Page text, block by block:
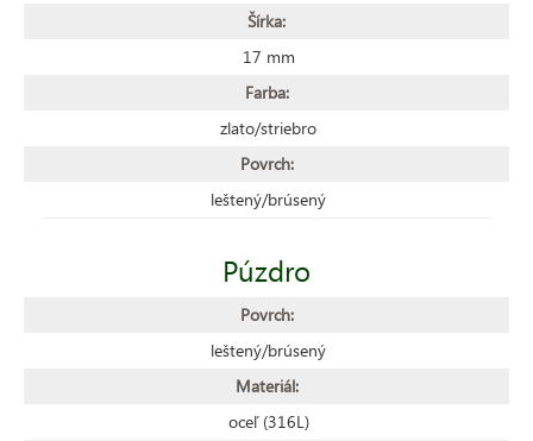
Šírka:
17 mm
Farba:
zlato/striebro
Povrch:
leštený/brúsený
Púzdro
Povrch:
leštený/brúsený
Materiál:
oceľ (316L)